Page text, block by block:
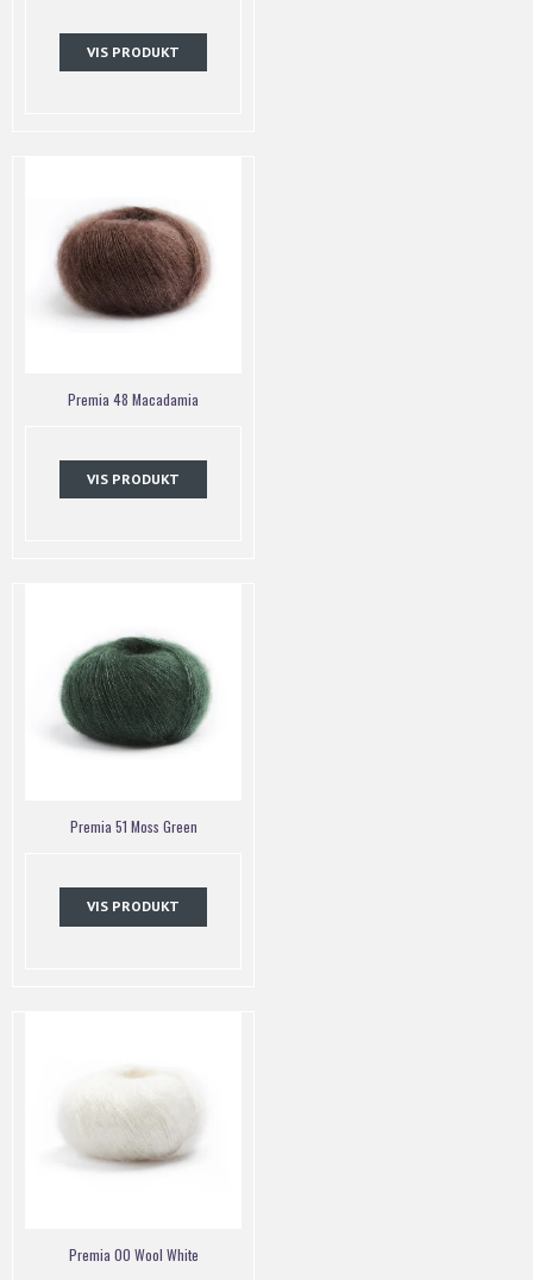
VIS PRODUKT
Premia 48 Macadamia
VIS PRODUKT
Premia 51 Moss Green
VIS PRODUKT
Premia 00 Wool White